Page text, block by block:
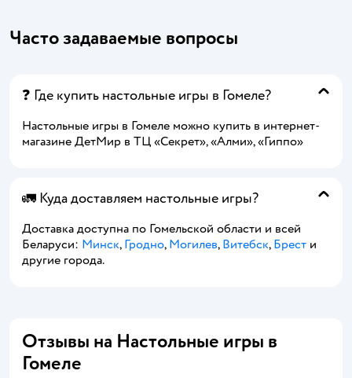
Часто задаваемые вопросы
❓ Где купить настольные игры в Гомеле?
Настольные игры в Гомеле можно купить в интернет-
магазине ДетМир в ТЦ «Секрет», «Алми», «Гиппо»
🚛 Куда доставляем настольные игры?
Доставка доступна по Гомельской области и всей
Беларуси: Минск, Гродно, Могилев, Витебск, Брест и
другие города.
Отзывы на Настольные игры в
Гомеле